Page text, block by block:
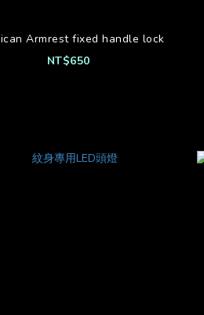
Armrest fixed handle lock
NT$650